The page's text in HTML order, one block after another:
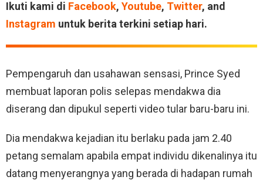
Ikuti kami di Facebook, Youtube, Twitter, and
Instagram untuk berita terkini setiap hari.
Pempengaruh dan usahawan sensasi, Prince Syed
membuat laporan polis selepas mendakwa dia
diserang dan dipukul seperti video tular baru-baru ini.
Dia mendakwa kejadian itu berlaku pada jam 2.40
petang semalam apabila empat individu dikenalinya itu
datang menyerangnya yang berada di hadapan rumah